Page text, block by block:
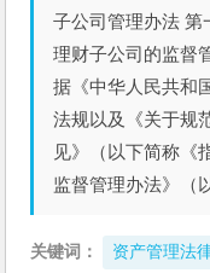
子公司管理办法 第
理财子公司的监督
据《中华人民共和
法规以及《关于规
见》（以下简称《
监督管理办法》（
关键词： 资产管理法